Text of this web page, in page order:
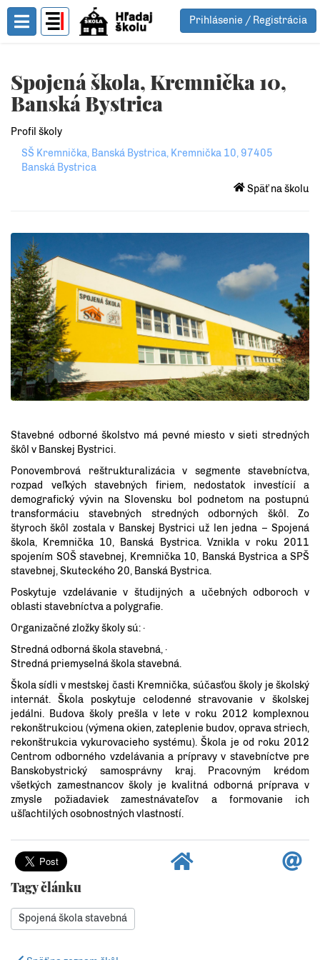
Toggle Menu
Prihlásenie / Registrácia
Spojená škola, Kremnička 10,
Banská Bystrica
Profil školy
SŠ Kremnička, Banská Bystrica, Kremnička 10, 97405
Banská Bystrica
Späť na školu
Stavebné odborné školstvo má pevné miesto v sieti stredných
škôl v Banskej Bystrici.
Ponovembrová reštrukturalizácia v segmente stavebníctva,
rozpad veľkých stavebných firiem, nedostatok investícií a
demografický vývin na Slovensku bol podnetom na postupnú
transformáciu stavebných stredných odborných škôl. Zo
štyroch škôl zostala v Banskej Bystrici už len jedna – Spojená
škola, Kremnička 10, Banská Bystrica. Vznikla v roku 2011
spojením SOŠ stavebnej, Kremnička 10, Banská Bystrica a SPŠ
stavebnej, Skuteckého 20, Banská Bystrica.
Poskytuje vzdelávanie v študijných a učebných odboroch v
oblasti stavebníctva a polygrafie.
Organizačné zložky školy sú: ·
Stredná odborná škola stavebná, ·
Stredná priemyselná škola stavebná.
Škola sídli v mestskej časti Kremnička, súčasťou školy je školský
internát. Škola poskytuje celodenné stravovanie v školskej
jedálni. Budova školy prešla v lete v roku 2012 komplexnou
rekonštrukciou (výmena okien, zateplenie budov, oprava striech,
rekonštrukcia vykurovacieho systému). Škola je od roku 2012
Centrom odborného vzdelávania a prípravy v stavebníctve pre
Banskobystrický samosprávny kraj. Pracovným krédom
všetkých zamestnancov školy je kvalitná odborná príprava v
zmysle požiadaviek zamestnávateľov a formovanie ich
ušľachtilých osobnostných vlastností.
Tagy článku
Spojená škola stavebná